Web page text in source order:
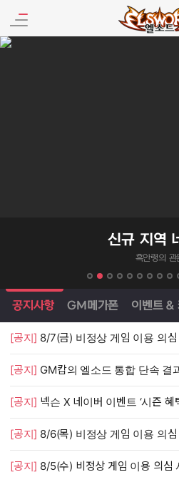
엘소드 프로모션
신규 지역
흑안령의 관
엘소드 소식
공지사항 GM메가폰 이벤트 &
[공지]
[공지] GM캅의 엘소드 통합 단속 결
[공지] 넥슨 X 네이버 이벤트 ‘시즌 혜
[공지]
[공지]